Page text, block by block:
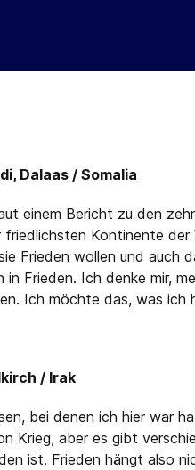
Dalaas / Somalia
einem Bericht zu den
friedlichsten Kontinente
Frieden wollen und auch
in Frieden. Ich denke mir,
Ich möchte das, was ich
/ Irak
bei denen ich hier war
Krieg, aber es gibt
ist. Frieden hängt also